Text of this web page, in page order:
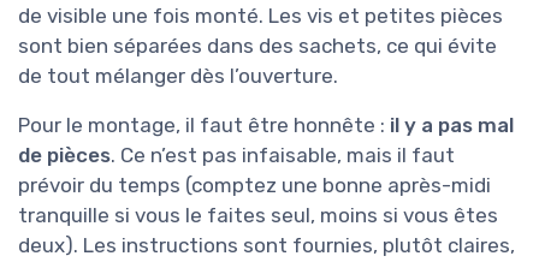
de visible une fois monté. Les vis et petites pièces
sont bien séparées dans des sachets, ce qui évite
de tout mélanger dès l’ouverture.
Pour le montage, il faut être honnête : il y a pas mal
de pièces. Ce n’est pas infaisable, mais il faut
prévoir du temps (comptez une bonne après-midi
tranquille si vous le faites seul, moins si vous êtes
deux). Les instructions sont fournies, plutôt claires,